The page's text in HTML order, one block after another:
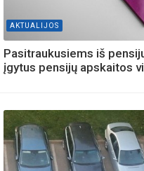
AKTUALIJOS
Pasitraukusiems iš
įgytus pensijų apskaitos